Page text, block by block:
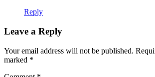
Reply
Leave a Reply
Your email address will not be published.
marked *